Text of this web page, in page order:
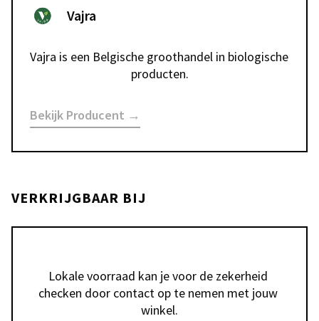
Vajra
Vajra is een Belgische groothandel in biologische
producten.
Bekijk Producent →
VERKRIJGBAAR BIJ
Lokale voorraad kan je voor de zekerheid
checken door contact op te nemen met jouw
winkel.